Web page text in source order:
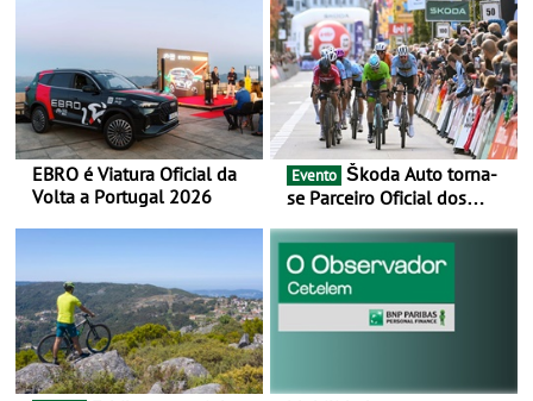
EBRO é Viatura Oficial da
Volta a Portugal 2026
Evento
se Parceiro Oficial dos
BTT e Gravel da UCI - Para
os anos de 2025 e 2026